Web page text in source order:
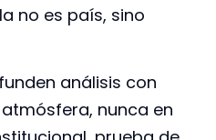
no es país, sino
análisis con
nunca en